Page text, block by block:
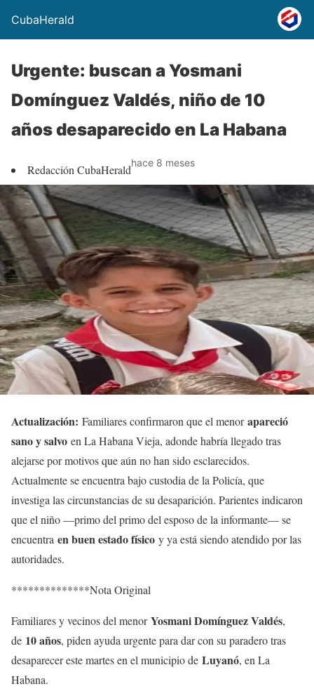
CubaHerald
Urgente: buscan a Yosmani
Domínguez Valdés, niño de 10
años desaparecido en La Habana
Redacción CubaHeraldhace 8 meses
Actualización: Familiares confirmaron que el menorapareció
sano y salvo en La Habana Vieja, adonde habría llegado tras
alejarse por motivos que aún no han sido esclarecidos.
Actualmente se encuentra bajo custodia de la Policía, que
investiga las circunstancias de su desaparición. Parientes indicaron
que el niño —primo del primo del esposo de la informante— se
encuentra en buen estado físico y ya está siendo atendido por las
autoridades.
**************Nota Original
Familiares y vecinos del menorYosmani Domínguez Valdés,
de 10 años, piden ayuda urgente para dar con su paradero tras
desaparecer este martes en el municipio de Luyanó, en La
Habana.